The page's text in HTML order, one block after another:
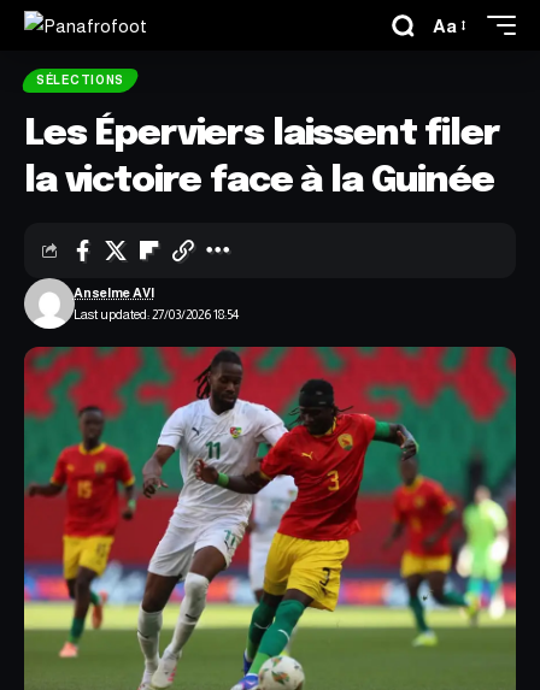
Aa
SÉLECTIONS
Les Éperviers laissent filer
la victoire face à la Guinée
Last updated: 27/03/2026 18:54
Anselme AVI